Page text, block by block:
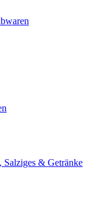
Salziges & Getränke